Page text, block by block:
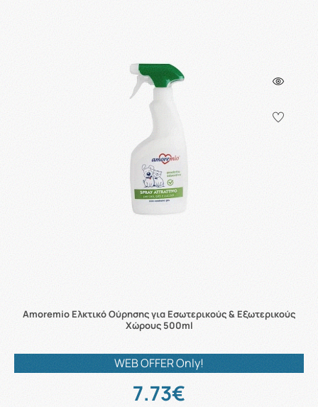
Amoremio Ελκτικό Ούρησης για Εσωτερικούς & Εξωτερικούς
Χώρους 500ml
WEB OFFER Only!
7.73€